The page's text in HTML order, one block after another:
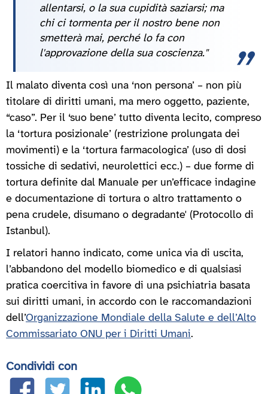
allentarsi, o la sua cupidità saziarsi; ma
chi ci tormenta per il nostro bene non
smetterà mai, perché lo fa con
l'approvazione della sua coscienza."
Il malato diventa così una ‘non persona’ – non più
titolare di diritti umani, ma mero oggetto, paziente,
“caso”. Per il ‘suo bene’ tutto diventa lecito, compreso
la ‘tortura posizionale’ (restrizione prolungata dei
movimenti) e la ‘tortura farmacologica’ (uso di dosi
tossiche di sedativi, neurolettici ecc.) – due forme di
tortura definite dal Manuale per un’efficace indagine
e documentazione di tortura o altro trattamento o
pena crudele, disumano o degradante' (Protocollo di
Istanbul).
I relatori hanno indicato, come unica via di uscita,
l’abbandono del modello biomedico e di qualsiasi
pratica coercitiva in favore di una psichiatria basata
sui diritti umani, in accordo con le raccomandazioni
dell’Organizzazione Mondiale della Salute e dell’Alto
Commissariato ONU per i Diritti Umani.
Condividi con